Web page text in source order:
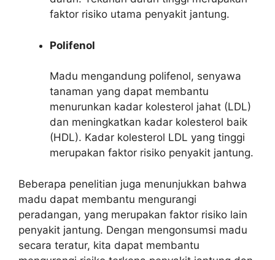
faktor risiko utama penyakit jantung.
Polifenol
Madu mengandung polifenol, senyawa
tanaman yang dapat membantu
menurunkan kadar kolesterol jahat (LDL)
dan meningkatkan kadar kolesterol baik
(HDL). Kadar kolesterol LDL yang tinggi
merupakan faktor risiko penyakit jantung.
Beberapa penelitian juga menunjukkan bahwa
madu dapat membantu mengurangi
peradangan, yang merupakan faktor risiko lain
penyakit jantung. Dengan mengonsumsi madu
secara teratur, kita dapat membantu